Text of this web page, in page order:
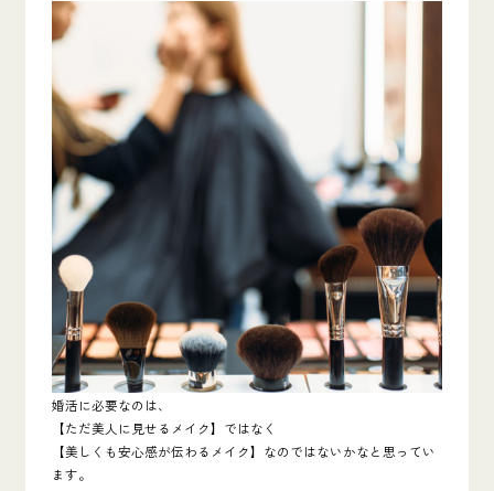
婚活に必要なのは、
【ただ美人に見せるメイク】ではなく
【美しくも安心感が伝わるメイク】なのではないかなと思ってい
ます。